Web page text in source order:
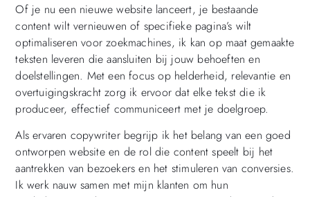
Of je nu een nieuwe website lanceert, je bestaande
content wilt vernieuwen of specifieke pagina’s wilt
optimaliseren voor zoekmachines, ik kan op maat gemaakte
teksten leveren die aansluiten bij jouw behoeften en
doelstellingen. Met een focus op helderheid, relevantie en
overtuigingskracht zorg ik ervoor dat elke tekst die ik
produceer, effectief communiceert met je doelgroep.
Als ervaren copywriter begrijp ik het belang van een goed
ontworpen website en de rol die content speelt bij het
aantrekken van bezoekers en het stimuleren van conversies.
Ik werk nauw samen met mijn klanten om hun